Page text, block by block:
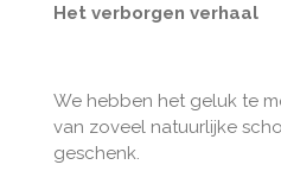
Het verborgen verhaal
We hebben het geluk te
van zoveel natuurlijke
geschenk.